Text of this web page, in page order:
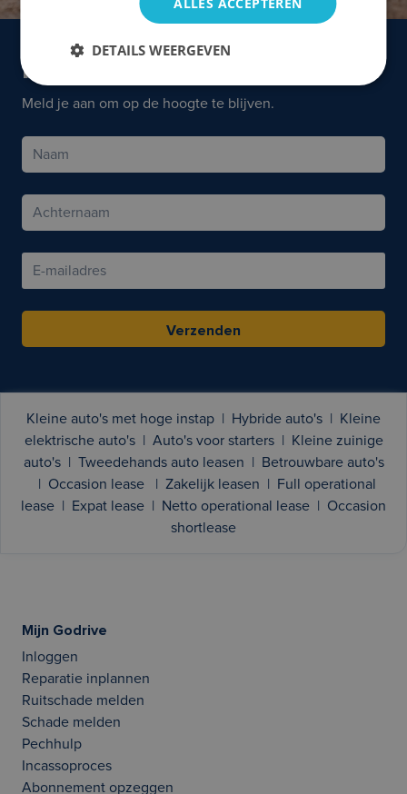
Nieuwsbrief
Meld je aan om op de hoogte te blijven.
Verzenden
Kleine auto's met hoge instap | Hybride auto's |
Kleine
elektrische auto's | Auto's voor starters |
Kleine zuinige
auto's | Tweedehands auto leasen |
Betrouwbare auto's
|
Occasion lease | Zakelijk leasen |
Full operational
lease | Expat lease | Netto operational lease |
Occasion
shortlease
Mijn Godrive
Inloggen
Reparatie inplannen
Ruitschade melden
Schade melden
Pechhulp
Incassoproces
Abonnement opzeggen
DETAILS WEERGEVEN